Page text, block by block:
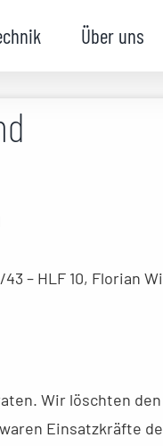
Über uns
– HLF 10, Florian
Wir löschten
Einsatzkräfte